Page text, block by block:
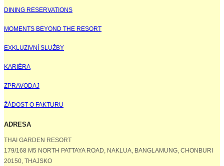
DINING RESERVATIONS
MOMENTS BEYOND THE RESORT
EXKLUZIVNÍ SLUŽBY
KARIÉRA
ZPRAVODAJ
ŽÁDOST O FAKTURU
ADRESA
THAI GARDEN RESORT
179/168 M5 NORTH PATTAYA ROAD, NAKLUA, BANGLAMUNG, CHONBURI
20150, THAJSKO